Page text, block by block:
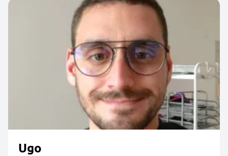
Ugo